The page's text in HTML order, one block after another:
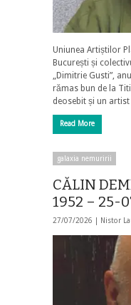
Uniunea Artiștilor
București și
„Dimitrie Gusti”,
rămas bun de la
deosebit și un
Read More
galaxia nemuririi
CĂLIN
1952 – 25-
27/07/2026 | Nistor